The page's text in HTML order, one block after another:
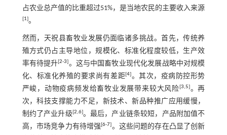
占农业总产值的比重超过51%，是当地农民的主要收入来源
[1]。
然而，天祝县畜牧业发展仍面临诸多挑战。首先，传统养
殖方式仍占主导地位，规模化、标准化程度较低，生产效
率有待提升[2-3]。这与中国畜牧业现代化发展战略中对规模
化、标准化养殖的要求尚有差距[4]。其次，疫病防控形势
严峻，动物疫病频发给畜牧业发展带来较大风险[3,5]。再
次，科技支撑能力不足，新技术、新品种推广应用缓慢，
制约了产业升级[2,6]。最后，产业链条较短，产品附加值不
高，市场竞争力有待增强[6-7]。这些问题的存在凸显了创新